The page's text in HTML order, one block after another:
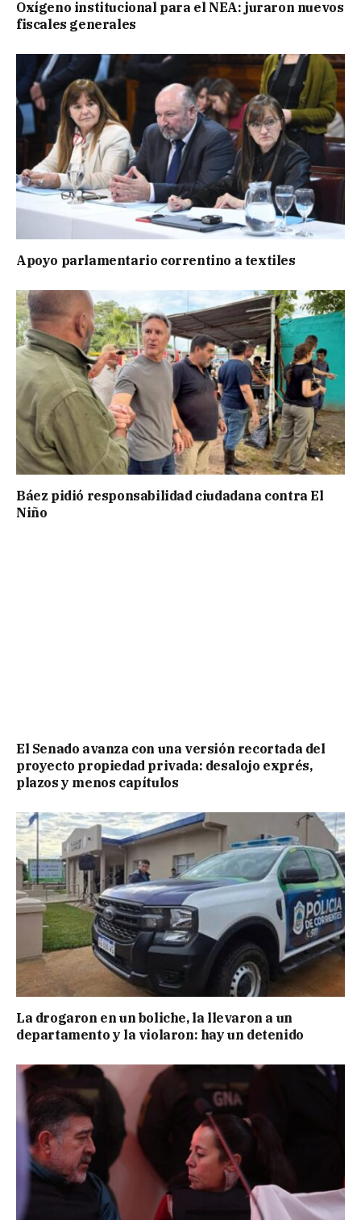
Oxígeno institucional para el NEA: juraron nuevos
fiscales generales
Apoyo parlamentario correntino a textiles
Báez pidió responsabilidad ciudadana contra El
Niño
El Senado avanza con una versión recortada del
proyecto propiedad privada: desalojo exprés,
plazos y menos capítulos
La drogaron en un boliche, la llevaron a un
departamento y la violaron: hay un detenido